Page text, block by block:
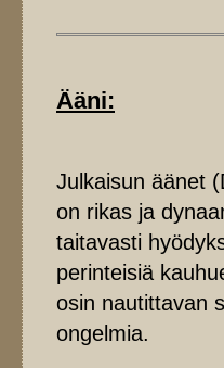
Ääni:
Julkaisun äänet
on rikas ja
taitavasti
perinteisiä
osin nautittavan
ongelmia.